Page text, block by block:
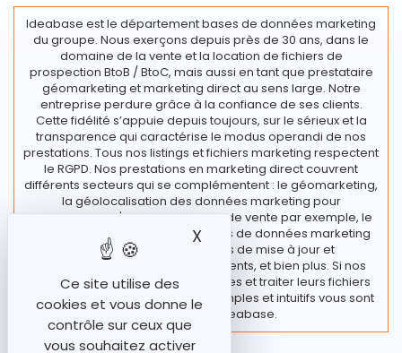
Ideabase est le département bases de données marketing
du groupe. Nous exerçons depuis près de 30 ans, dans le
domaine de la vente et la location de fichiers de
prospection BtoB / BtoC, mais aussi en tant que prestataire
géomarketing et marketing direct au sens large. Notre
entreprise perdure grâce à la confiance de ses clients.
Cette fidélité s’appuie depuis toujours, sur le sérieux et la
transparence qui caractérise le modus operandi de nos
prestations. Tous nos listings et fichiers marketing respectent
le RGPD. Nos prestations en marketing direct couvrent
différents secteurs qui se complémentent : le géomarketing,
la géolocalisation des données marketing pour
l’implantation d'un nouveau point de vente par exemple, le
traitement de vos fichiers et bases de données marketing
regroupant diverses actions de mise à jour et
enrichissement de vos fichiers clients, et bien plus. Si nos
clients souhaitent rester autonomes et traiter leurs fichiers
en interne, des outils marketing simples et intuitifs vous sont
proposés chez Ideabase.
Ce site utilise des
cookies et vous donne le
contrôle sur ceux que
vous souhaitez activer
X Masquer le bandeau